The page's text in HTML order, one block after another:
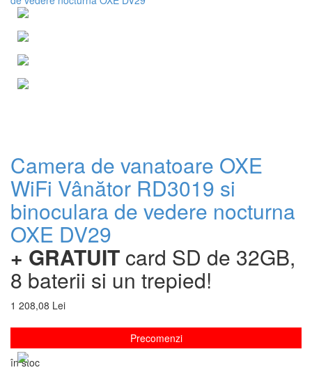
Camera de vanatoare OXE
WiFi Vânător RD3019 si
binoculara de vedere nocturna
OXE DV29
+ GRATUIT card SD de 32GB,
8 baterii si un trepied!
1 208,08 Lei
Precomenzi
în stoc